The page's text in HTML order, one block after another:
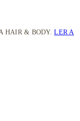
HAIR & BODY.LER A